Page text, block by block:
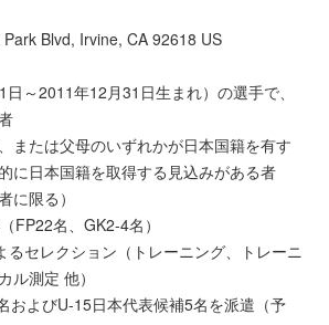
Park Blvd, Irvine, CA 92618 US
～2011年12月31日生まれ）の選手で、
または父母のいずれかが日本国籍を有す
に日本国籍を取得する見込みがある者
に限る）
FP22名、GK2-4名）
るセレクション（トレーニング、トレーニ
ル測定 他）
およびU-15日本代表候補5名を派遣（予